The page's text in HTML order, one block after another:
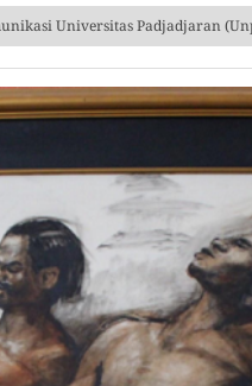
Universitas Padjadjaran